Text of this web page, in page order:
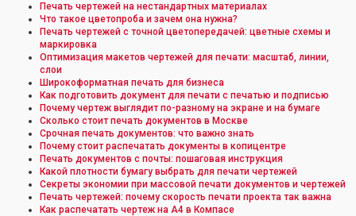
Печать чертежей на нестандартных материалах
Что такое цветопроба и зачем она нужна?
Печать чертежей с точной цветопередачей: цветные схемы и
маркировка
Оптимизация макетов чертежей для печати: масштаб, линии,
слои
Широкоформатная печать для бизнеса
Как подготовить документ для печати с печатью и подписью
Почему чертеж выглядит по-разному на экране и на бумаге
Сколько стоит печать документов в Москве
Срочная печать документов: что важно знать
Почему стоит распечатать документы в копицентре
Печать документов с почты: пошаговая инструкция
Какой плотности бумагу выбрать для печати чертежей
Секреты экономии при массовой печати документов и чертежей
Печать чертежей: почему скорость печати проекта так важна
Как распечатать чертеж на А4 в Компасе